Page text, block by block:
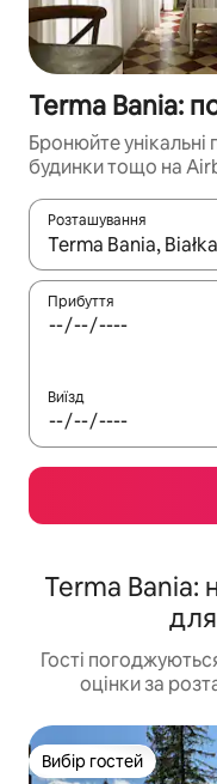
Terma Bania:
Бронюйте
будинки тощо на
Розташування
Отримавши
Прибуття
Виїзд
Terma Bania:
Гості
оцінки за
Вибір гостей
Вибір гостей